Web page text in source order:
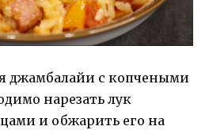
джамбалайи с копчеными
нарезать лук
и обжарить его на